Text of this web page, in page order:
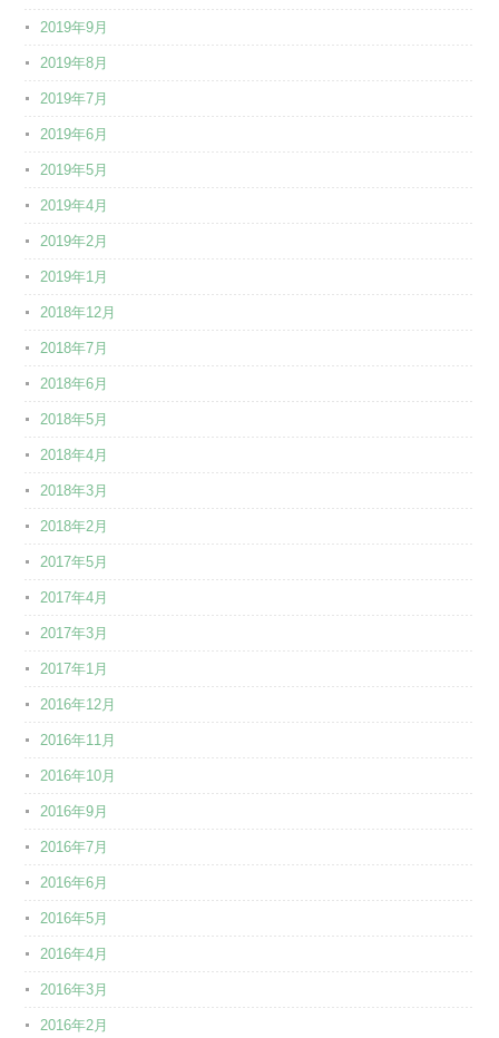
2019年9月
2019年8月
2019年7月
2019年6月
2019年5月
2019年4月
2019年2月
2019年1月
2018年12月
2018年7月
2018年6月
2018年5月
2018年4月
2018年3月
2018年2月
2017年5月
2017年4月
2017年3月
2017年1月
2016年12月
2016年11月
2016年10月
2016年9月
2016年7月
2016年6月
2016年5月
2016年4月
2016年3月
2016年2月